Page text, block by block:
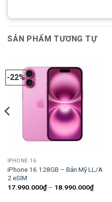
SẢN PHẨM TƯƠNG TỰ
-22%
IPHONE 16
iPhone 16 128GB – Bản Mỹ LL/A
2 eSIM
17.990.000₫ – 18.990.000₫Khoảng
giá: